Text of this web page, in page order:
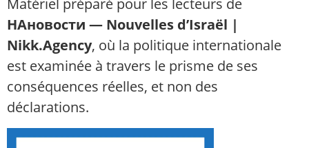
Matériel préparé pour les lecteurs de
НАновости — Nouvelles d’Israël |
Nikk.Agency, où la politique internationale
est examinée à travers le prisme de ses
conséquences réelles, et non des
déclarations.